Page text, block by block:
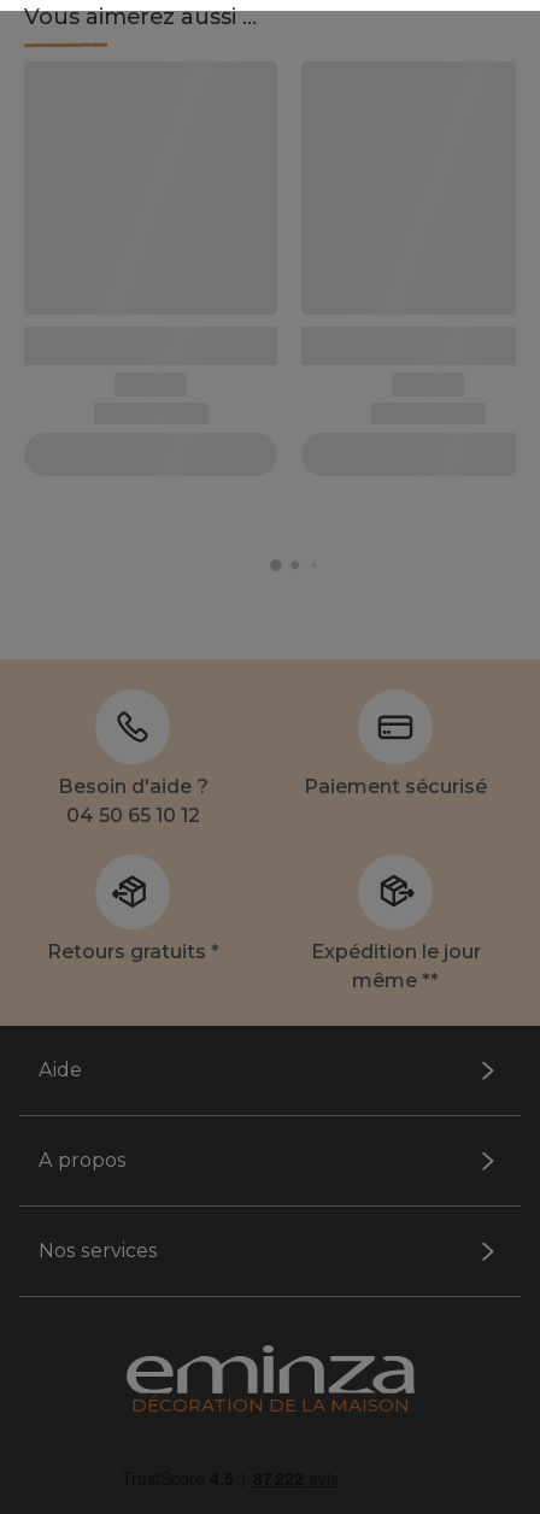
Vous aimerez aussi ...
Besoin d'aide ?
04 50 65 10 12
Paiement sécurisé
Retours gratuits *
Expédition le jour
même **
Aide
A propos
Nos services
DÉCORATION DE LA MAISON